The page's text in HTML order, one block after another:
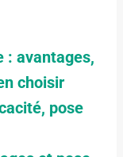
: avantages,
choisir
pose